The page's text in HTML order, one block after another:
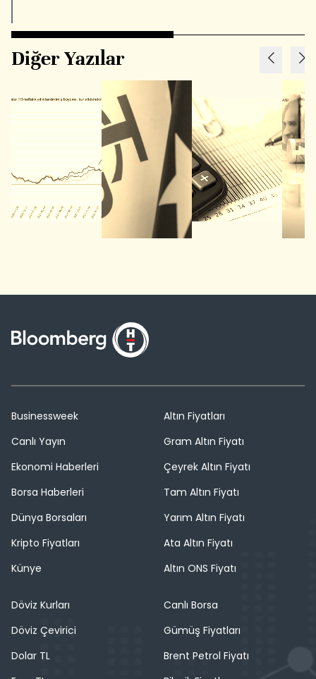
Diğer Yazılar
Businessweek
Canlı Yayın
Ekonomi Haberleri
Borsa Haberleri
Dünya Borsaları
Kripto Fiyatları
Künye
Altın Fiyatları
Gram Altın Fiyatı
Çeyrek Altın Fiyatı
Tam Altın Fiyatı
Yarım Altın Fiyatı
Ata Altın Fiyatı
Altın ONS Fiyatı
Döviz Kurları
Döviz Çevirici
Dolar TL
Canlı Borsa
Gümüş Fiyatları
Brent Petrol Fiyatı